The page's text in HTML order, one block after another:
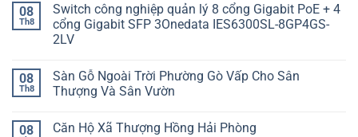
08
Th8
Switch công nghiệp quản lý 8 cổng Gigabit PoE + 4
cổng Gigabit SFP 3Onedata IES6300SL-8GP4GS-
2LV
08
Th8
Sàn Gỗ Ngoài Trời Phường Gò Vấp Cho Sân
Thượng Và Sân Vườn
08 Căn Hộ Xã Thượng Hồng Hải Phòng